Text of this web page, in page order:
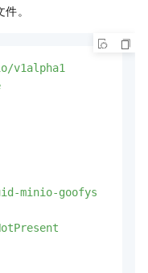
件。
v1alpha1
minio-goofys